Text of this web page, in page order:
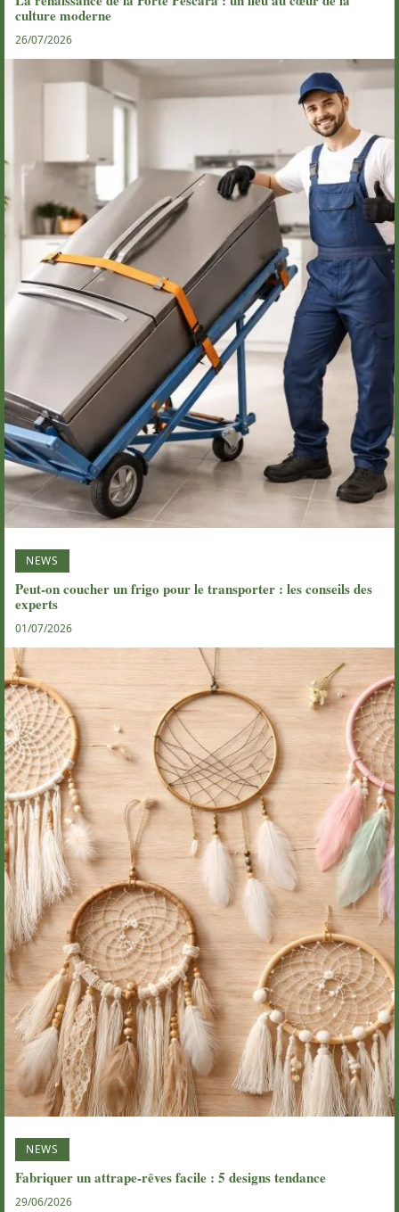
culture moderne
26/07/2026
NEWS
Peut-on coucher un frigo pour le transporter : les conseils des
experts
01/07/2026
NEWS
Fabriquer un attrape-rêves facile : 5 designs tendance
29/06/2026